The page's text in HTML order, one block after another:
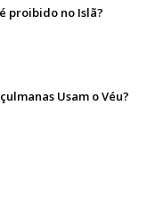
proibido no Islã?
Usam o Véu?